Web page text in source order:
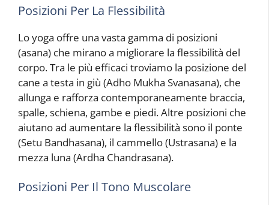
Posizioni Per La Flessibilità
Lo yoga offre una vasta gamma di posizioni
(asana) che mirano a migliorare la flessibilità del
corpo. Tra le più efficaci troviamo la posizione del
cane a testa in giù (Adho Mukha Svanasana), che
allunga e rafforza contemporaneamente braccia,
spalle, schiena, gambe e piedi. Altre posizioni che
aiutano ad aumentare la flessibilità sono il ponte
(Setu Bandhasana), il cammello (Ustrasana) e la
mezza luna (Ardha Chandrasana).
Posizioni Per Il Tono Muscolare